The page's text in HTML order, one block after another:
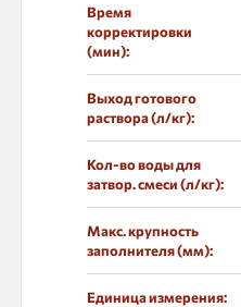
Время
корректировки
(мин):
Выход готового
раствора (л/кг):
Кол-во воды для
затвор. смеси (л/кг):
Макс. крупность
заполнителя (мм):
Единица измерения: